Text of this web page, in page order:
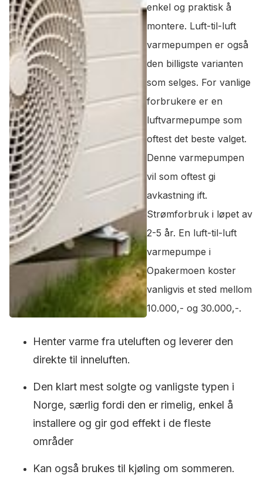
enkel og praktisk å
montere. Luft-til-luft
varmepumpen er også
den billigste varianten
som selges. For vanlige
forbrukere er en
luftvarmepumpe som
oftest det beste valget.
Denne varmepumpen
vil som oftest gi
avkastning ift.
Strømforbruk i løpet av
2-5 år. En luft-til-luft
varmepumpe i
Opakermoen koster
vanligvis et sted mellom
10.000,- og 30.000,-.
Henter varme fra uteluften og leverer den
direkte til inneluften.
Den klart mest solgte og vanligste typen i
Norge, særlig fordi den er rimelig, enkel å
installere og gir god effekt i de fleste
områder
Kan også brukes til kjøling om sommeren.